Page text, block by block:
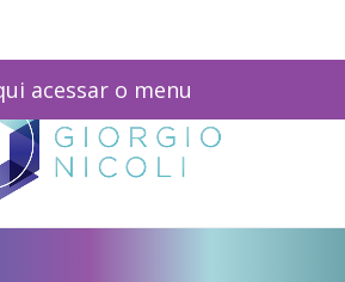
acessar o menu